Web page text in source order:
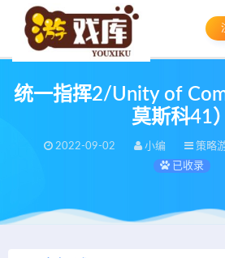
统一指挥2/Unity of
莫斯科41）
2022-09-02 小编 策略
已收录